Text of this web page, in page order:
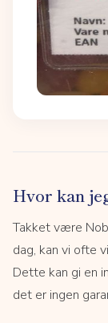
Hvor kan
Takket være
dag, kan vi ofte
Dette kan gi en
det er ingen